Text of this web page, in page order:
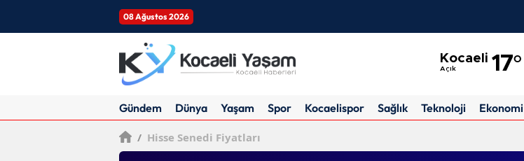
08 Ağustos 2026
Kocaeli
Açık 17°
Adıyaman
Gündem Dünya Yaşam Spor Kocaelispor Sağlık Teknoloji Ekonomi
/ Hisse Senedi Fiyatları